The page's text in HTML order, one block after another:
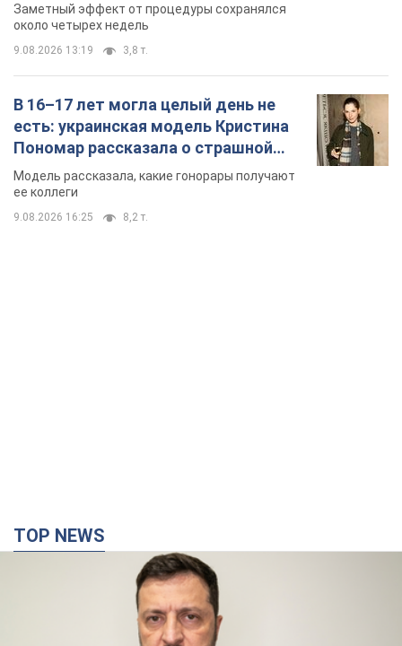
Заметный эффект от процедуры сохранялся
около четырех недель
9.08.2026 13:19 3,8 т.
В 16–17 лет могла целый день не
есть: украинская модель Кристина
Пономар рассказала о страшной
стороне модельной карьеры
Модель рассказала, какие гонорары получают
ее коллеги
9.08.2026 16:25 8,2 т.
TOP NEWS